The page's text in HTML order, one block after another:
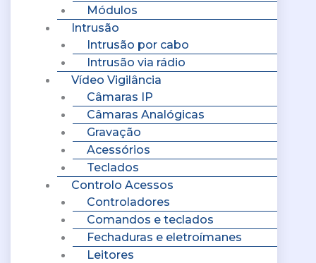
Módulos
Intrusão
Intrusão por cabo
Intrusão via rádio
Vídeo Vigilância
Câmaras IP
Câmaras Analógicas
Gravação
Acessórios
Teclados
Controlo Acessos
Controladores
Comandos e teclados
Fechaduras e eletroímanes
Leitores